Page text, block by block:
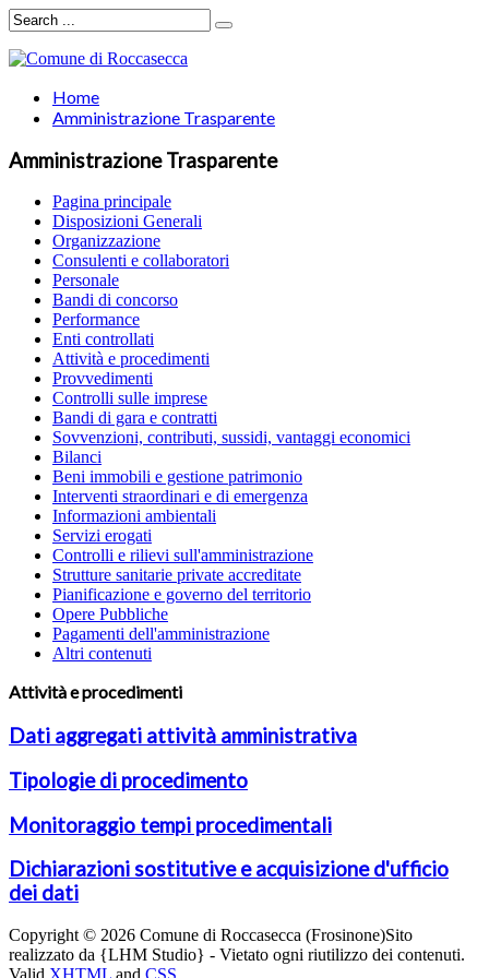
Home
Amministrazione Trasparente
Amministrazione Trasparente
Pagina principale
Disposizioni Generali
Organizzazione
Consulenti e collaboratori
Personale
Bandi di concorso
Performance
Enti controllati
Attività e procedimenti
Provvedimenti
Controlli sulle imprese
Bandi di gara e contratti
Sovvenzioni, contributi, sussidi, vantaggi economici
Bilanci
Beni immobili e gestione patrimonio
Interventi straordinari e di emergenza
Informazioni ambientali
Servizi erogati
Controlli e rilievi sull'amministrazione
Strutture sanitarie private accreditate
Pianificazione e governo del territorio
Opere Pubbliche
Pagamenti dell'amministrazione
Altri contenuti
Attività e procedimenti
Dati aggregati attività amministrativa
Tipologie di procedimento
Monitoraggio tempi procedimentali
Dichiarazioni sostitutive e acquisizione d'ufficio
dei dati
Copyright © 2026 Comune di Roccasecca (Frosinone)Sito
realizzato da {LHM Studio} - Vietato ogni riutilizzo dei contenuti.
Valid XHTML and CSS